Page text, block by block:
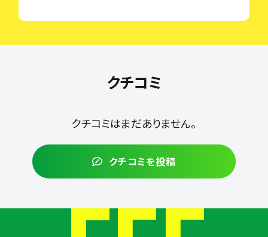
クチコミ
クチコミはまだありません。
クチコミを投稿